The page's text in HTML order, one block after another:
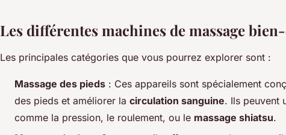
Les différentes machines de massage
Les principales catégories que vous pourrez explorer sont :
Massage des pieds : Ces appareils sont spécialement
des pieds et améliorer la circulation sanguine. Ils peuvent
comme la pression, le roulement, ou le massage shiatsu.